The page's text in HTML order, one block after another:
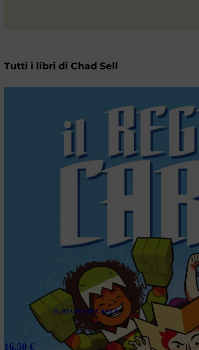
Tutti i libri di Chad Sell
IL REGNO DI CARTA
16,50 €